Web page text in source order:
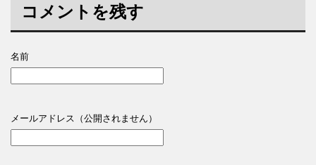
コメントを残す
名前
メールアドレス（公開されません）